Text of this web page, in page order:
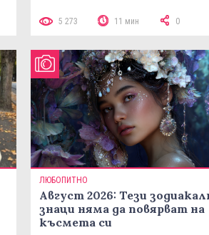
5 273 11 мин 0
ЛЮБОПИТНО
Август 2026: Тези
знаци няма да повярват на
късмета си